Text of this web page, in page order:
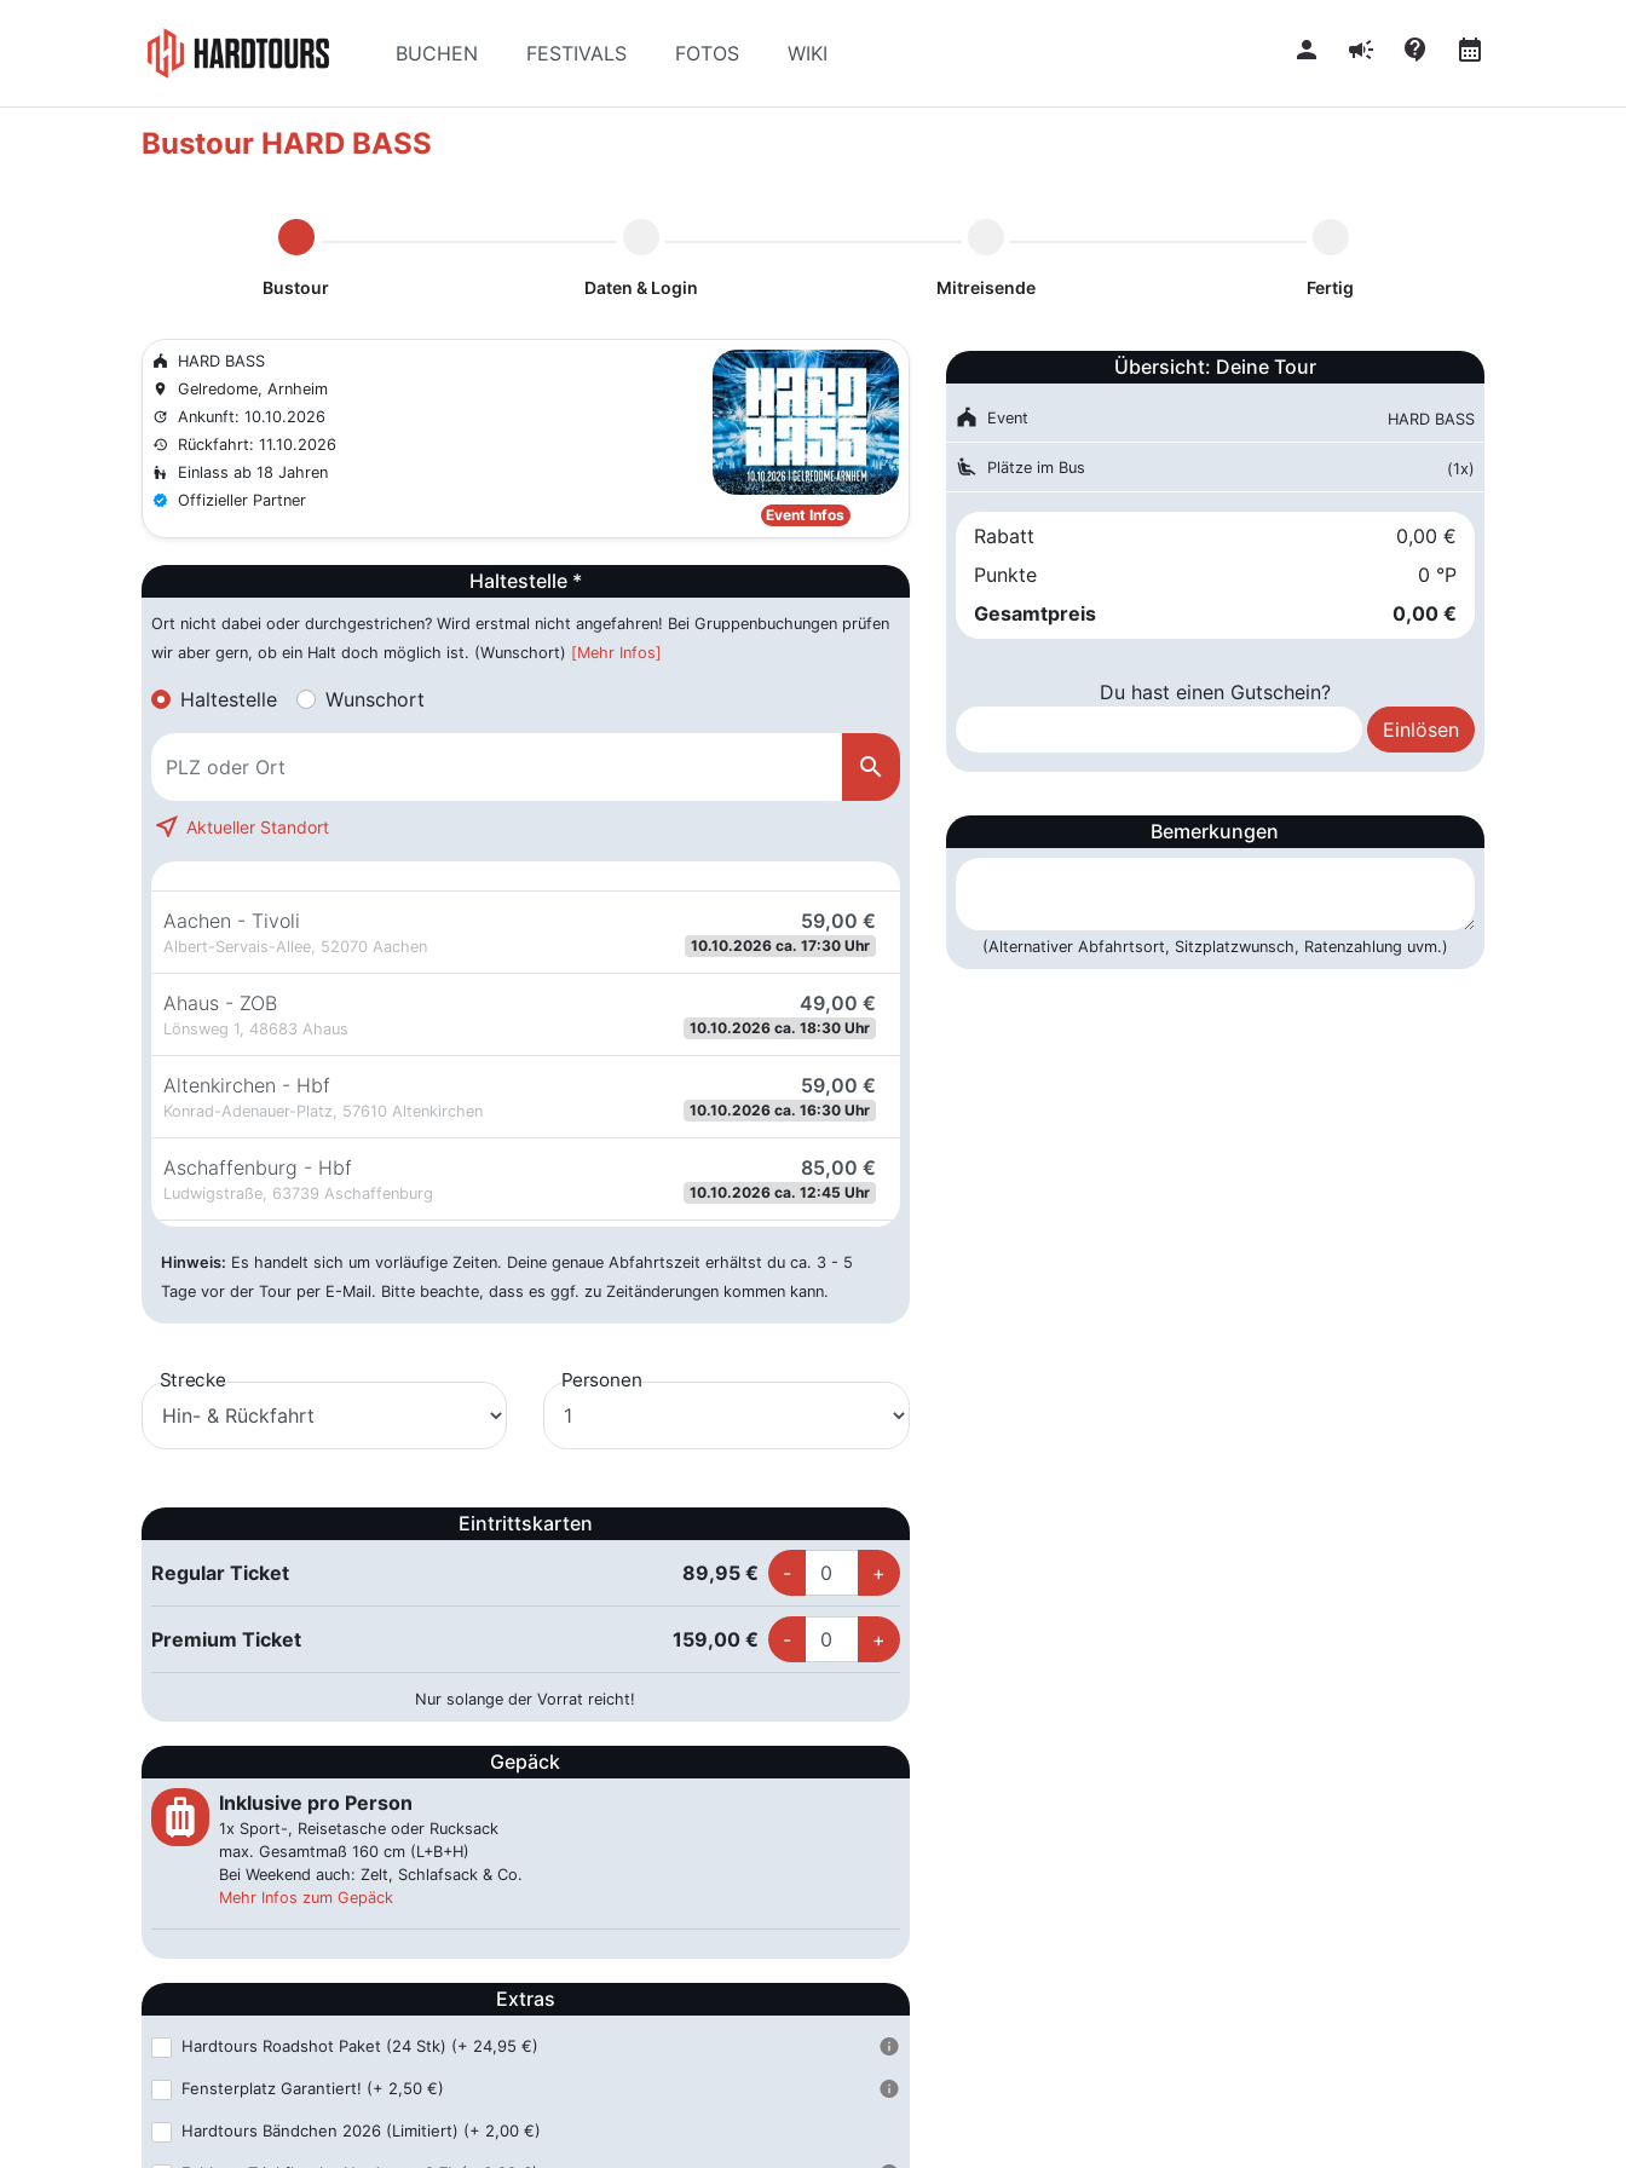
BUCHEN FESTIVALS FOTOS WIKI person campaign contact_support calendar_month
Bustour HARD BASS
Bustour Daten & Login Mitreisende Fertig
festival HARD BASS
place Gelredome, Arnheim
update Ankunft: 10.10.2026
history Rückfahrt: 11.10.2026
escalator_warning Einlass ab 18 Jahren
verified
Offizieller Partner
Event Infos
Haltestelle *
Ort nicht dabei oder durchgestrichen? Wird erstmal nicht angefahren! Bei Gruppenbuchungen prüfen
wir aber gern, ob ein Halt doch möglich ist. (Wunschort) [Mehr Infos]
Haltestelle Wunschort
search
near_me Aktueller Standort
Aachen - Tivoli 59,00 €
Albert-Servais-Allee, 52070 Aachen 10.10.2026 ca. 17:30 Uhr
Ahaus - ZOB 49,00 €
Lönsweg 1, 48683 Ahaus 10.10.2026 ca. 18:30 Uhr
Altenkirchen - Hbf 59,00 €
Konrad-Adenauer-Platz, 57610 Altenkirchen 10.10.2026 ca. 16:30 Uhr
Aschaffenburg - Hbf 85,00 €
Ludwigstraße, 63739 Aschaffenburg 10.10.2026 ca. 12:45 Uhr
Augsburg - P+R Nord 125,00 €
Bad Kreuznach - Hbf
Königstraße 1-9, 32545 Bad Oeynhausen
Baden Baden - Hbf 85,00 €
Ooser Bahnhofstraße 4, 76532 Baden-Baden 10.10.2026 ca. 11:15 Uhr
59,00 €
Bielefeld - Hbf 59,00 €
Bocholt - Hbf
Hindenburgstraße 5, 46395 Bocholt
Bochum - ZOB
Wittener Str. 38, 44787 Bochum 10.10.2026 ca. 18:00 Uhr
Bonn - ZOB 59,00 €
Joseph-Beuys-Allee, 53113 Bonn 10.10.2026 ca. 16:45 Uhr
Bahnhofstr. 22 , 46325 Borken
Hinweis: Es handelt sich um vorläufige Zeiten. Deine genaue Abfahrtszeit erhältst du ca. 3 - 5
Tage vor der Tour per E-Mail. Bitte beachte, dass es ggf. zu Zeitänderungen kommen kann.
Strecke Personen
Eintrittskarten
Regular Ticket 89,95 €
Premium Ticket 159,00 €
Nur solange der Vorrat reicht!
Gepäck
luggage Inklusive pro Person
1x Sport-, Reisetasche oder Rucksack
max. Gesamtmaß 160 cm (L+B+H)
Bei Weekend auch: Zelt, Schlafsack & Co.
Mehr Infos zum Gepäck
Extras
Hardtours Roadshot Paket (24 Stk) (+ 24,95 €)
Fensterplatz Garantiert! (+ 2,50 €)
Hardtours Bändchen 2026 (Limitiert) (+ 2,00 €)
Übersicht: Deine Tour
festival Event HARD BASS
airline_seat_recline_extra Plätze im Bus (1x)
Rabatt
0,00 €
Punkte
0 °P
Gesamtpreis
0,00 €
Du hast einen Gutschein?
Bemerkungen
(Alternativer Abfahrtsort, Sitzplatzwunsch, Ratenzahlung uvm.)